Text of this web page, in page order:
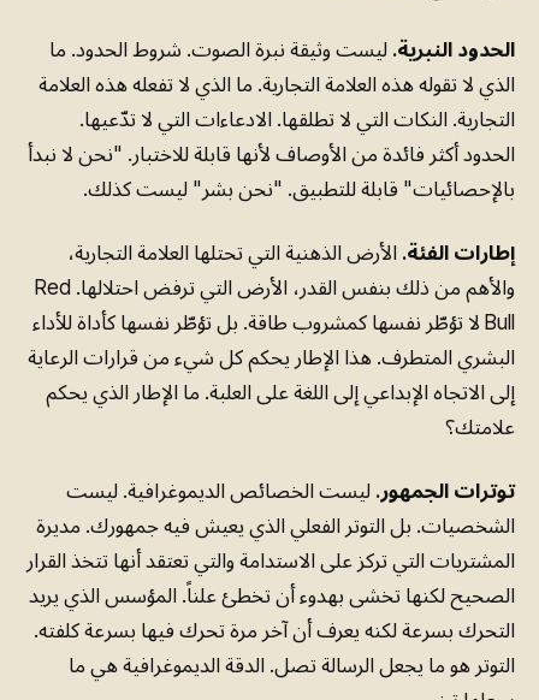
الحدود النبرية. ليست وثيقة نبرة الصوت. شروط الحدود. ما
الذي لا تقوله هذه العلامة التجارية. ما الذي لا تفعله هذه العلامة
التجارية. النكات التي لا تطلقها. الادعاءات التي لا تدّعيها.
الحدود أكثر فائدة من الأوصاف لأنها قابلة للاختبار. "نحن لا نبدأ
بالإحصائيات" قابلة للتطبيق. "نحن بشر" ليست كذلك.
إطارات الفئة. الأرض الذهنية التي تحتلها العلامة التجارية،
والأهم من ذلك بنفس القدر، الأرض التي ترفض احتلالها. Red
Bull لا تؤطّر نفسها كمشروب طاقة. بل تؤطّر نفسها كأداة للأداء
البشري المتطرف. هذا الإطار يحكم كل شيء من قرارات الرعاية
إلى الاتجاه الإبداعي إلى اللغة على العلبة. ما الإطار الذي يحكم
علامتك؟
توترات الجمهور. ليست الخصائص الديموغرافية. ليست
الشخصيات. بل التوتر الفعلي الذي يعيش فيه جمهورك. مديرة
المشتريات التي تركز على الاستدامة والتي تعتقد أنها تتخذ القرار
الصحيح لكنها تخشى بهدوء أن تخطئ علناً. المؤسس الذي يريد
التحرك بسرعة لكنه يعرف أن آخر مرة تحرك فيها بسرعة كلفته.
التوتر هو ما يجعل الرسالة تصل. الدقة الديموغرافية هي ما